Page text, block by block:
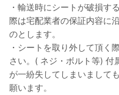
・輸送時にシートが破損す
際は宅配業者の保証内容に
のとします。
・シートを取り外して頂く
さい。( ネジ・ボルト等) 付
が一紛失してしまいまして
願います。